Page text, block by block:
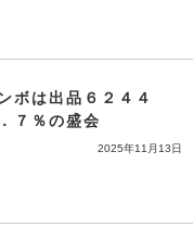
ボは出品６２４４
７％の盛会
2025年11月13日